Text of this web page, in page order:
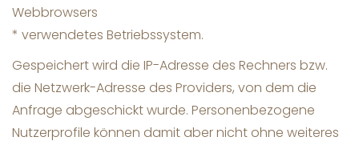
Webbrowsers
* verwendetes Betriebssystem.
Gespeichert wird die IP-Adresse des Rechners bzw.
die Netzwerk-Adresse des Providers, von dem die
Anfrage abgeschickt wurde. Personenbezogene
Nutzerprofile können damit aber nicht ohne weiteres